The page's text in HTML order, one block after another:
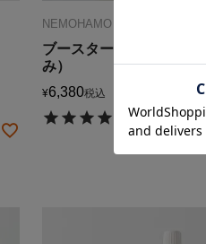
NEMOHAMO
ブースターオイル スム
み）
¥6,380税込
4.63 (43